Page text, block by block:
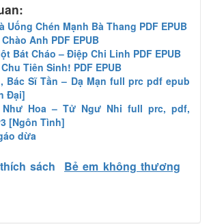
Uống Chén Mạnh Bà Thang PDF EPUB
Anh PDF EPUB
Bát Cháo – Điệp Chi Linh PDF EPUB
Tiên Sinh! PDF EPUB
Bác Sĩ Tần – Dạ Mạn full prc pdf epub
Đại]
Như Hoa – Tử Ngư Nhi full prc, pdf,
[Ngôn Tình]
dừa
sách
Bẻ em không thương